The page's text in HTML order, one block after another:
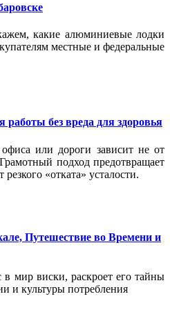
какие алюминиевые лодки
местные и федеральные
работы без вреда для здоровья
или дороги зависит не от
подход предотвращает
«отката» усталости.
Путешествие во Времени и
в мир виски, раскроет его тайны
и культуры потребления